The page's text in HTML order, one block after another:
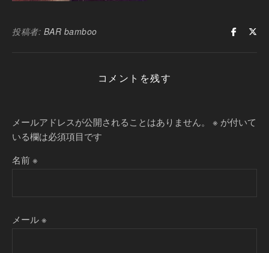
投稿者: BAR bamboo
コメントを残す
メールアドレスが公開されることはありません。 ※ が付いて
いる欄は必須項目です
名前※
メール※